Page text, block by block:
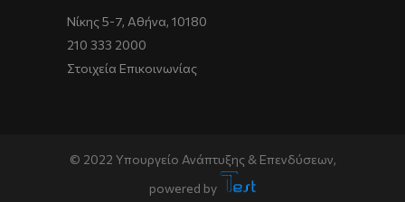
Νίκης 5-7, Αθήνα, 10180
210 333 2000
Στοιχεία Επικοινωνίας
© 2022 Υπουργείο Ανάπτυξης & Επενδύσεων,
powered by